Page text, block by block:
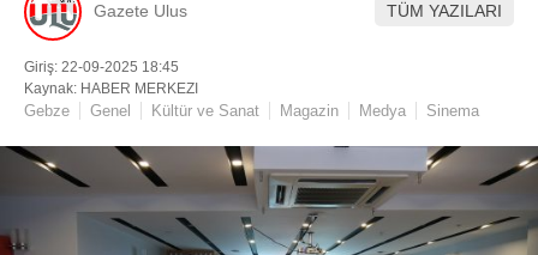
Gazete Ulus TÜM YAZILARI
Giriş: 22-09-2025 18:45
Kaynak: HABER MERKEZI
Gebze Genel Kültür ve Sanat Magazin Medya Sinema